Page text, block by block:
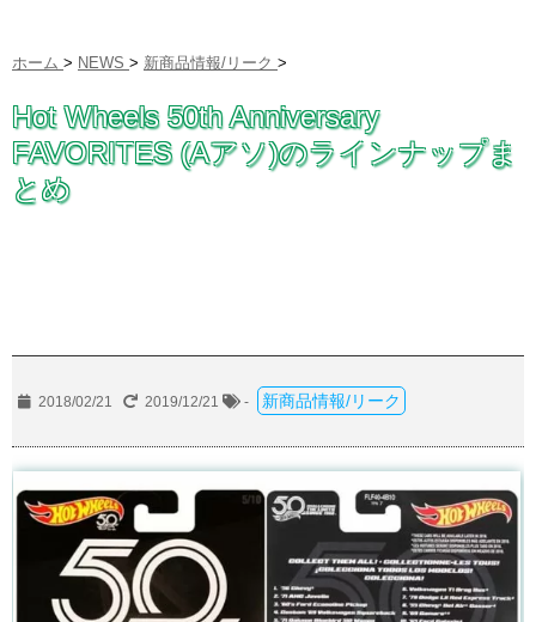
ホーム > NEWS > 新商品情報/リーク >
Hot Wheels 50th Anniversary
FAVORITES (Aアソ)のラインナップま
とめ
2018/02/21 2019/12/21 - 新商品情報/リーク